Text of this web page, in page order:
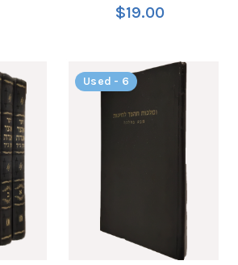
$19.00
Used - 6